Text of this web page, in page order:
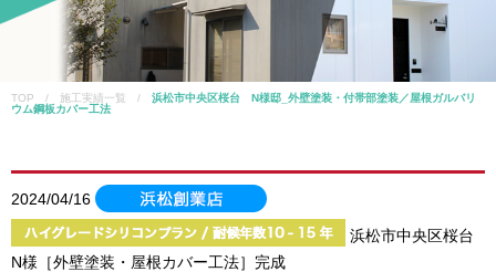
TOP / 施工実績一覧 / 浜松市中央区桜台 N様邸_外壁塗装・付帯部塗装／屋根ガルバリ
ウム鋼板カバー工法
2024/04/16
浜松市中央区桜台
N様［外壁塗装・屋根カバー工法］完成